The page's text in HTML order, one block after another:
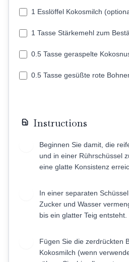
1 Esslöffel Kokosmilch
1 Tasse Stärkemehl zum
0.5 Tasse geraspelte
0.5 Tasse gesüßte rote
Instructions
Beginnen Sie damit, die
und in einer Rührschüssel
eine glatte Konsistenz
In einer separaten
Zucker und Wasser
bis ein glatter Teig entsteht.
Fügen Sie die zerdrückten
Kokosmilch (wenn